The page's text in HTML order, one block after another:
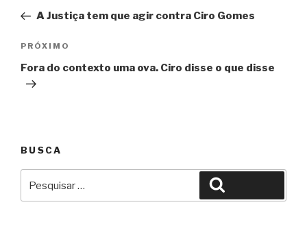
Post
A Justiça tem que agir contra Ciro Gomes
Próximo
PRÓXIMO
Fora do contexto uma ova. Ciro disse o que disse
BUSCA
por: